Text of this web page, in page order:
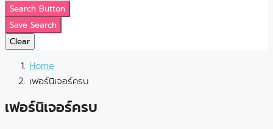
Search Button
Save Search
Clear
Home
เฟอร์นิเจอร์ครบ
เฟอร์นิเจอร์ครบ